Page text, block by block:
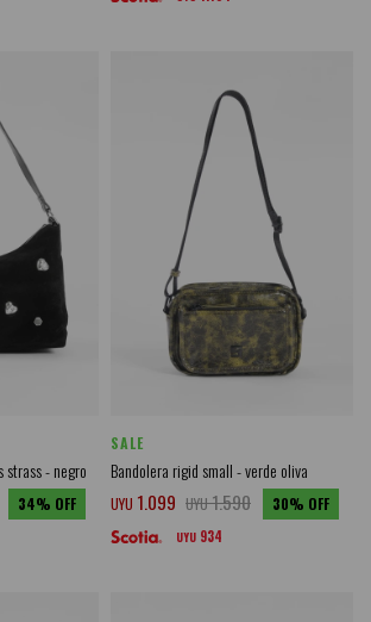
strass - negro
34
SALE
Bandolera rigid small - verde oliva
UYU 1.099 UYU1.590 30
UYU 934